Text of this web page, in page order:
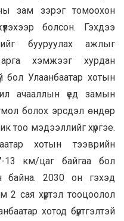
зам зэрэг томоохон
болсон. Гэхдээ
бууруулах ажлыг
арга хэмжээг хурдан
бол Улаанбаатар хотын
ачааллын үед замын
болох эрсдэл өндөр
тоо мэдээллийг хүргэе.
хотын тээврийн
13 км/цаг байгаа бол
байна. 2030 он гэхэд
2 сая хүртэл тооцоолол
хотод бүртгэлтэй